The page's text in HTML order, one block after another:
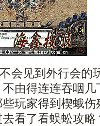
会见到外行会的
不由得连连吞咽
玩家得到楔蛾
去看了看蜈蚣攻